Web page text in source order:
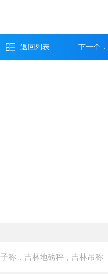
返回列表 下一个：